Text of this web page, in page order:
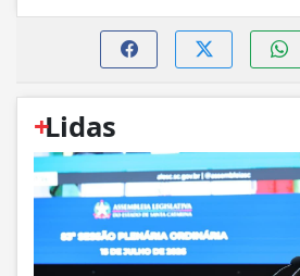
+
Lidas